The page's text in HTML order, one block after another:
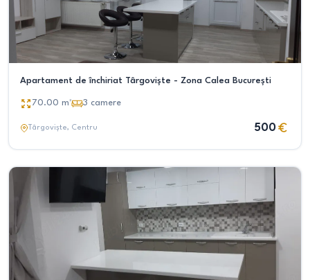
Apartament de închiriat Târgoviște - Zona Calea București
70.00 m² 3 camere
Târgoviște, Centru 500